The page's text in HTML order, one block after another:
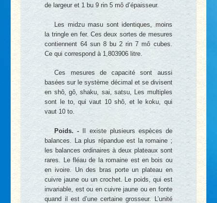
de largeur et 1 bu 9 rin 5 mô d’épaisseur.
Les midzu masu sont identiques, moins
la tringle en fer. Ces deux sortes de mesures
contiennent 64 sun 8 bu 2 rin 7 mô cubes.
Ce qui correspond à 1,803906 litre.
Ces mesures de capacité sont aussi
basées sur le système décimal et se divisent
en shô, gô, shaku, sai, satsu, Les multiples
sont le to, qui vaut 10 shô, et le koku, qui
vaut 10 to.
Poids. - Il existe plusieurs espèces de
balances. La plus répandue est la romaine ;
les balances ordinaires à deux plateaux sont
rares. Le fléau de la romaine est en bois ou
en ivoire. Un des bras porte un plateau en
cuivre jaune ou un crochet. Le poids, qui est
invariable, est ou en cuivre jaune ou en fonte
quand il est d’une certaine grosseur. L’unité